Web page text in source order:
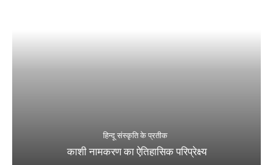
हिन्दू संस्कृति के प्रतीक
काशी नामकरण का ऐतिहासिक परिप्रेक्ष्य